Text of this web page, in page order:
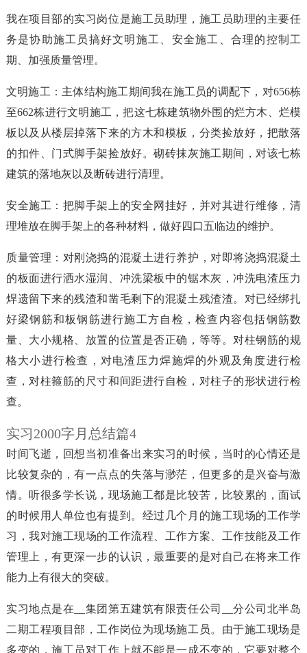
我在项目部的实习岗位是施工员助理，施工员助理的主要任
务是协助施工员搞好文明施工、安全施工、合理的控制工
期、加强质量管理。
文明施工：主体结构施工期间我在施工员的调配下，对656栋
至662栋进行文明施工，把这七栋建筑物外围的烂方木、烂模
板以及从楼层掉落下来的方木和模板，分类捡放好，把散落
的扣件、门式脚手架捡放好。砌砖抹灰施工期间，对该七栋
建筑的落地灰以及断砖进行清理。
安全施工：把脚手架上的安全网挂好，并对其进行维修，清
理堆放在脚手架上的各种材料，做好四口五临边的维护。
质量管理：对刚浇捣的混凝土进行养护，对即将浇捣混凝土
的板面进行洒水湿润、冲洗梁板中的锯木灰，冲洗电渣压力
焊遗留下来的残渣和凿毛剩下的混凝土残渣渣。对已经绑扎
好梁钢筋和板钢筋进行施工方自检，检查内容包括钢筋数
量、大小规格、放置的位置是否正确，等等。对柱钢筋的规
格大小进行检查，对电渣压力焊施焊的外观及角度进行检
查，对柱箍筋的尺寸和间距进行自检，对柱子的形状进行检
查。
实习2000字月总结篇4
时间飞逝，回想当初准备出来实习的时候，当时的心情还是
比较复杂的，有一点点的失落与渺茫，但更多的是兴奋与激
情。听很多学长说，现场施工都是比较苦，比较累的，面试
的时候用人单位也有提到。经过几个月的施工现场的工作学
习，我对施工现场的工作流程、工作方案、工作技能及工作
管理上，有更深一步的认识，最重要的是对自己在将来工作
能力上有很大的突破。
实习地点是在__集团第五建筑有限责任公司__分公司北半岛
二期工程项目部，工作岗位为现场施工员。由于施工现场是
多变的，施工员对工作上就不能是一成不变的，它要对整个